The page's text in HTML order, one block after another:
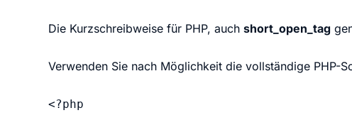
Die Kurzschreibweise für PHP, auch short_open_tag
Verwenden Sie nach Möglichkeit die vollständige PHP-
<?php